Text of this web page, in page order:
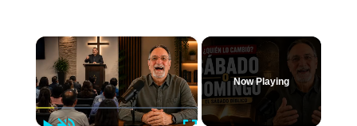
×
Now Playing